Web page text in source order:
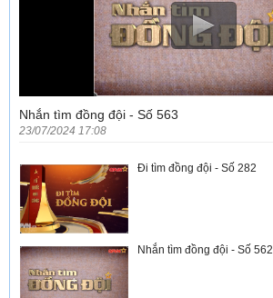
Nhắn tìm đồng đội - Số 563
23/07/2024 17:08
Đi tìm đồng đội - Số 282
Nhắn tìm đồng đội - Số 562